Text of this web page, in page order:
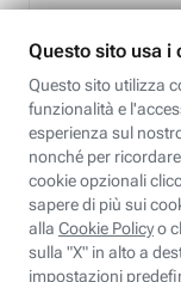
CFFC<TagID>
CM
CM14